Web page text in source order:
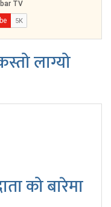
लाग्यो
को बारेमा